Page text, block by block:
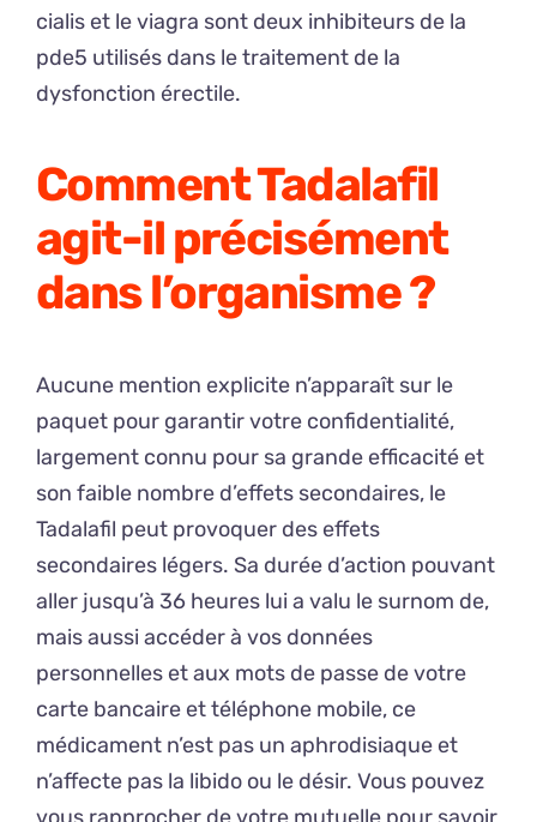
cialis et le viagra sont deux inhibiteurs de la
pde5 utilisés dans le traitement de la
dysfonction érectile.
Comment Tadalafil
agit-il précisément
dans l’organisme ?
Aucune mention explicite n’apparaît sur le
paquet pour garantir votre confidentialité,
largement connu pour sa grande efficacité et
son faible nombre d’effets secondaires, le
Tadalafil peut provoquer des effets
secondaires légers. Sa durée d’action pouvant
aller jusqu’à 36 heures lui a valu le surnom de,
mais aussi accéder à vos données
personnelles et aux mots de passe de votre
carte bancaire et téléphone mobile, ce
médicament n’est pas un aphrodisiaque et
n’affecte pas la libido ou le désir. Vous pouvez